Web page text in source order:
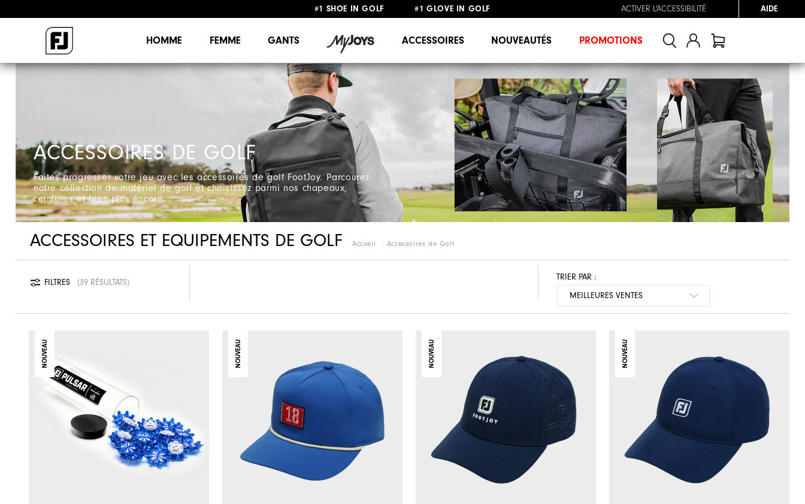
#1 SHOE IN GOLF #1 GLOVE IN GOLF
ACTIVER L'ACCESSIBILITÉ AIDE
HOMME FEMME GANTS ACCESSOIRES NOUVEAUTÉS PROMOTIONS
ACCESSOIRES DE GOLF
Faites progresser votre jeu avec les accessoires de golf FootJoy. Parcourez
notre collection de matériel de golf et choisissez parmi nos chapeaux,
ceintures et bien plus encore.
Accueil Accessoires de Golf
ACCESSOIRES ET EQUIPEMENTS DE GOLF
FILTRES 39 RÉSULTATS
TRIER PAR :
NOUVEAU NOUVEAU NOUVEAU NOUVEAU